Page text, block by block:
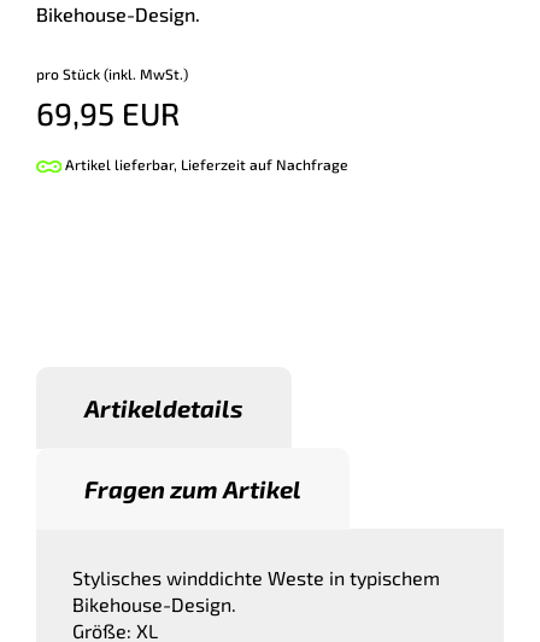
Bikehouse-Design.
pro Stück (inkl. MwSt.)
69,95 EUR
Artikel lieferbar, Lieferzeit auf Nachfrage
Artikeldetails
Fragen zum Artikel
Stylisches winddichte Weste in typischem
Bikehouse-Design.
Größe: XL